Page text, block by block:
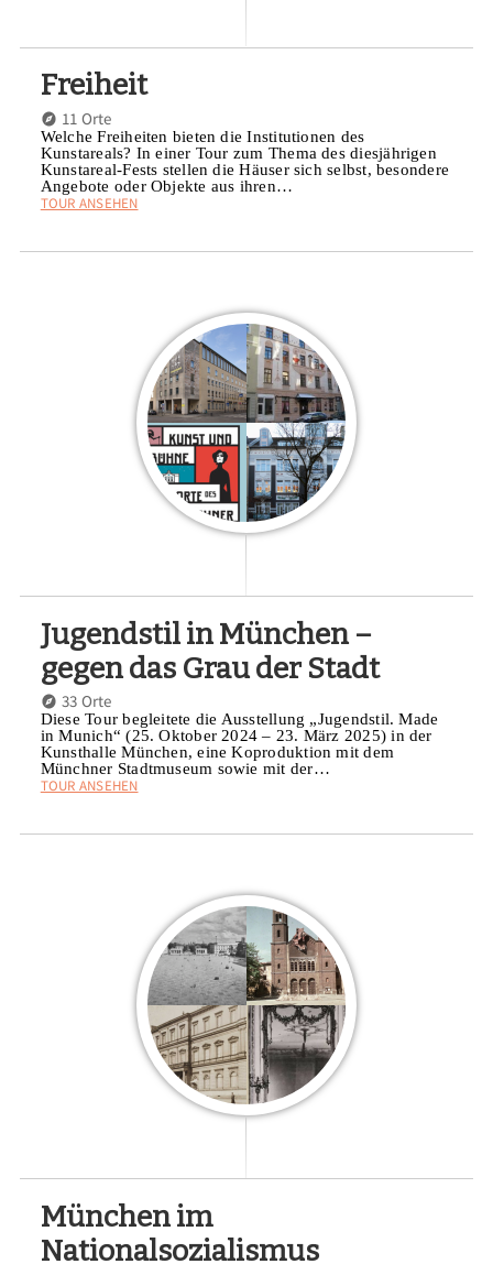
Freiheit
11 Orte
Welche Freiheiten bieten die Institutionen des
Kunstareals? In einer Tour zum Thema des diesjährigen
Kunstareal-Fests stellen die Häuser sich selbst, besondere
Angebote oder Objekte aus ihren…
TOUR ANSEHEN
Jugendstil in München –
gegen das Grau der Stadt
33 Orte
Diese Tour begleitete die Ausstellung „Jugendstil. Made
in Munich“ (25. Oktober 2024 – 23. März 2025) in der
Kunsthalle München, eine Koproduktion mit dem
Münchner Stadtmuseum sowie mit der…
TOUR ANSEHEN
München im
Nationalsozialismus